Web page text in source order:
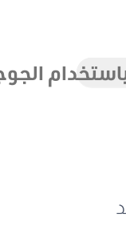
الجوجل